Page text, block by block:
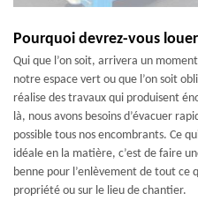
Pourquoi devrez-vous
Qui que l’on soit, arrivera un
notre espace vert ou que l’on soit
réalise des travaux qui produisent
là, nous avons besoins d’évacuer
possible tous nos encombrants. Ce
idéale en la matière, c’est de faire
benne pour l’enlèvement de tout ce
propriété ou sur le lieu de chantier.